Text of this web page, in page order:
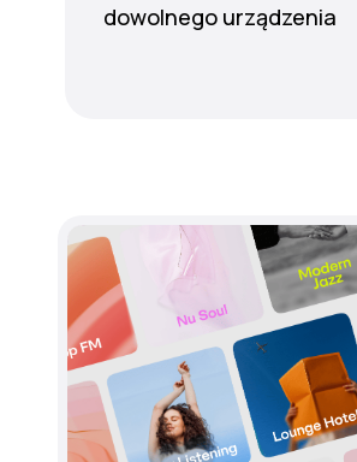
dowolnego urządzenia